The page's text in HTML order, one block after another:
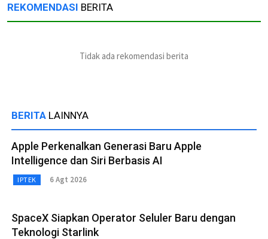
REKOMENDASI BERITA
Tidak ada rekomendasi berita
BERITA LAINNYA
Apple Perkenalkan Generasi Baru Apple
Intelligence dan Siri Berbasis AI
IPTEK 6 Agt 2026
SpaceX Siapkan Operator Seluler Baru dengan
Teknologi Starlink